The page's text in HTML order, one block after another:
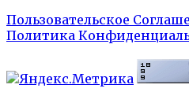
Пользовательское
Политика